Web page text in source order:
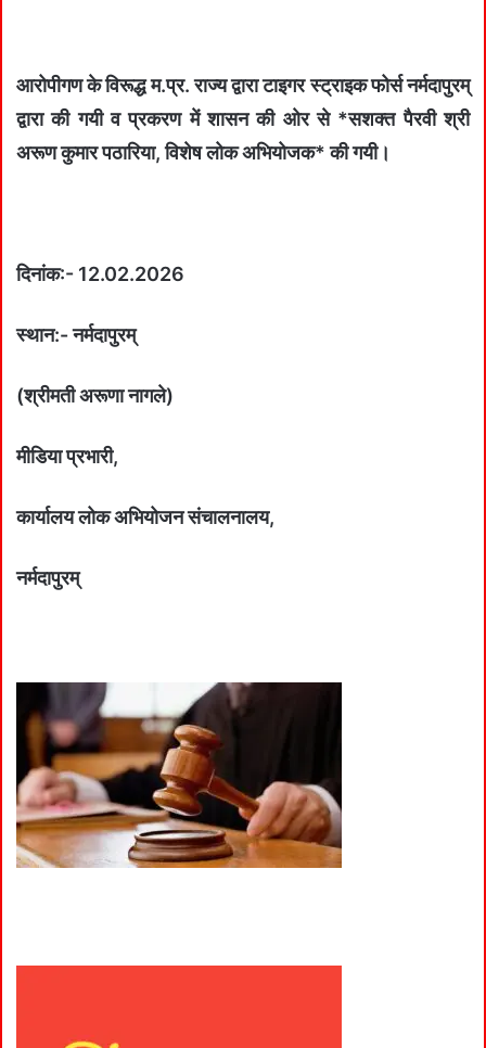
आरोपीगण के विरूद्ध म.प्र. राज्‍य द्वारा टाइगर स्‍ट्राइक फोर्स नर्मदापुरम्
द्वारा की गयी व प्रकरण में शासन की ओर से *सशक्‍त पैरवी श्री
अरूण कुमार पठारिया, विशेष लोक अभियोजक* की गयी।
दिनांक:- 12.02.2026
स्‍थान:- नर्मदापुरम्
(श्रीमती अरूणा नागले)
मीडिया प्रभारी,
कार्यालय लोक अभियोजन संचालनालय,
नर्मदापुरम्